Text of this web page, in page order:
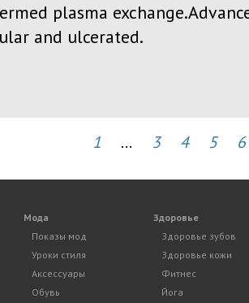
plasma
and ulcerated.
1 ... 3 4 5 6
Мода
Показы мод
Уроки стиля
Аксессуары
Обувь
Здоровье
Здоровье зубов
Здоровье кожи
Фитнес
Йога